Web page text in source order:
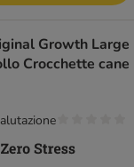
Growth Large
Crocchette cane